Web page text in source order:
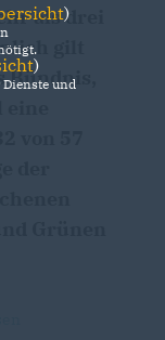
als drei
gilt
von 57
der
)
)
und